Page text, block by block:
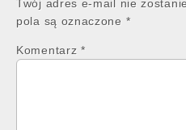
Twój adres e-mail nie
pola są oznaczone *
Komentarz *